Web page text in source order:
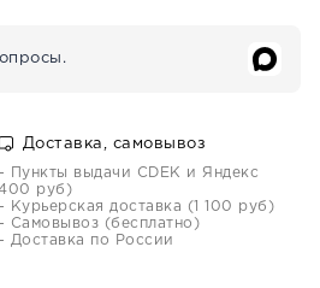
Доставка, самовывоз
Пункты выдачи CDEK и Яндекс
руб)
Курьерская доставка (1 100 руб)
Самовывоз (бесплатно)
Доставка по России